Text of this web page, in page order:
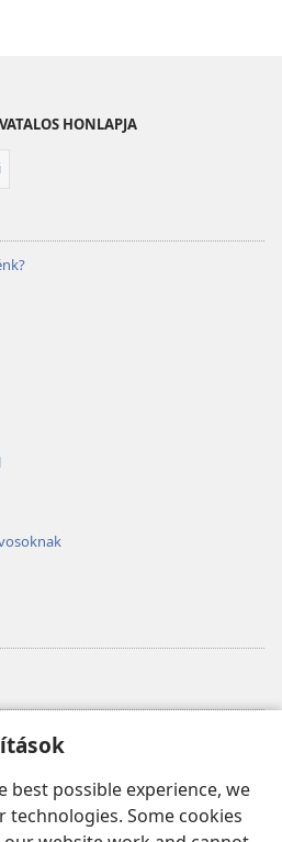
best possible experience, we
technologies. Some cookies
HONLAPJA